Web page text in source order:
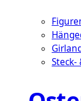
Steck-